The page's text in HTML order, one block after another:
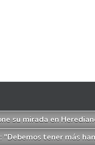
oportunidad en San
su mirada en
tener más